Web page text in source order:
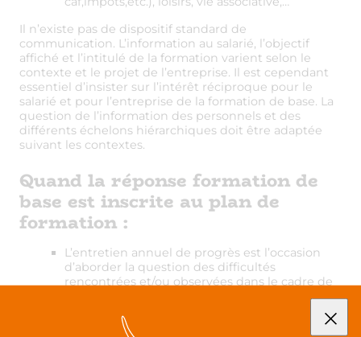
Il n’existe pas de dispositif standard de
communication. L’information au salarié, l’objectif
affiché et l’intitulé de la formation varient selon le
contexte et le projet de l’entreprise. Il est cependant
essentiel d’insister sur l’intérêt réciproque pour le
salarié et pour l’entreprise de la formation de base. La
question de l’information des personnels et des
différents échelons hiérarchiques doit être adaptée
suivant les contextes.
Quand la réponse formation de
base est inscrite au plan de
formation :
L’entretien annuel de progrès est l’occasion
d’aborder la question des difficultés
rencontrées et/ou observées dans le cadre de
l’évaluation des compétences et de proposer
formation